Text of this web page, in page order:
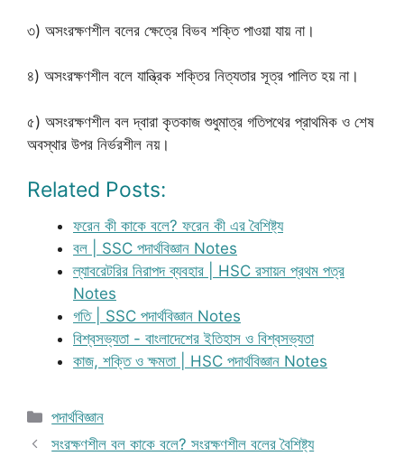
৩) অসংরক্ষণশীল বলের ক্ষেত্রে বিভব শক্তি পাওয়া যায় না।
৪) অসংরক্ষণশীল বলে যান্ত্রিক শক্তির নিত্যতার সূত্র পালিত হয় না।
৫) অসংরক্ষণশীল বল দ্বারা কৃতকাজ শুধুমাত্র গতিপথের প্রাথমিক ও শেষ
অবস্থার উপর নির্ভরশীল নয়।
Related Posts:
ফরেন কী কাকে বলে? ফরেন কী এর বৈশিষ্ট্য
বল | SSC পদার্থবিজ্ঞান Notes
ল্যাবরেটরির নিরাপদ ব্যবহার | HSC রসায়ন প্রথম পত্র
Notes
গতি | SSC পদার্থবিজ্ঞান Notes
বিশ্বসভ্যতা - বাংলাদেশের ইতিহাস ও বিশ্বসভ্যতা
কাজ, শক্তি ও ক্ষমতা | HSC পদার্থবিজ্ঞান Notes
Categories
পদার্থবিজ্ঞান
সংরক্ষণশীল বল কাকে বলে? সংরক্ষণশীল বলের বৈশিষ্ট্য